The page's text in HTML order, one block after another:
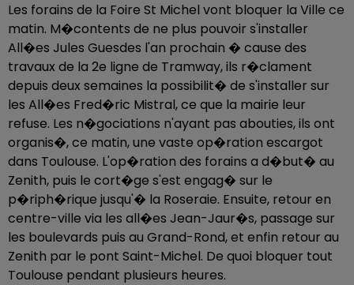
Les forains de la Foire St Michel vont bloquer la Ville ce
matin. M�contents de ne plus pouvoir s'installer
All�es Jules Guesdes l'an prochain � cause des
travaux de la 2e ligne de Tramway, ils r�clament
depuis deux semaines la possibilit� de s'installer sur
les All�es Fred�ric Mistral, ce que la mairie leur
refuse. Les n�gociations n'ayant pas abouties, ils ont
organis�, ce matin, une vaste op�ration escargot
dans Toulouse. L'op�ration des forains a d�but� au
Zenith, puis le cort�ge s'est engag� sur le
p�riph�rique jusqu'� la Roseraie. Ensuite, retour en
centre-ville via les all�es Jean-Jaur�s, passage sur
les boulevards puis au Grand-Rond, et enfin retour au
Zenith par le pont Saint-Michel. De quoi bloquer tout
Toulouse pendant plusieurs heures.